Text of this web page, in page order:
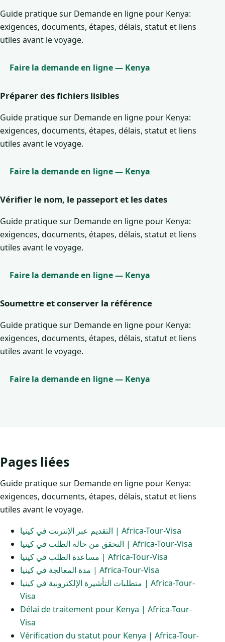
Guide pratique sur Demande en ligne pour Kenya:
exigences, documents, étapes, délais, statut et liens
utiles avant le voyage.
Faire la demande en ligne — Kenya
Préparer des fichiers lisibles
Guide pratique sur Demande en ligne pour Kenya:
exigences, documents, étapes, délais, statut et liens
utiles avant le voyage.
Faire la demande en ligne — Kenya
Vérifier le nom, le passeport et les dates
Guide pratique sur Demande en ligne pour Kenya:
exigences, documents, étapes, délais, statut et liens
utiles avant le voyage.
Faire la demande en ligne — Kenya
Soumettre et conserver la référence
Guide pratique sur Demande en ligne pour Kenya:
exigences, documents, étapes, délais, statut et liens
utiles avant le voyage.
Faire la demande en ligne — Kenya
Pages liées
Guide pratique sur Demande en ligne pour Kenya:
exigences, documents, étapes, délais, statut et liens
utiles avant le voyage.
التقديم عبر الإنترنت في كينيا | Africa-Tour-Visa
التحقق من حالة الطلب في كينيا | Africa-Tour-Visa
مساعدة الطلب في كينيا | Africa-Tour-Visa
مدة المعالجة في كينيا | Africa-Tour-Visa
متطلبات التأشيرة الإلكترونية في كينيا | Africa-Tour-
Visa
Délai de traitement pour Kenya | Africa-Tour-
Visa
Vérification du statut pour Kenya | Africa-Tour-